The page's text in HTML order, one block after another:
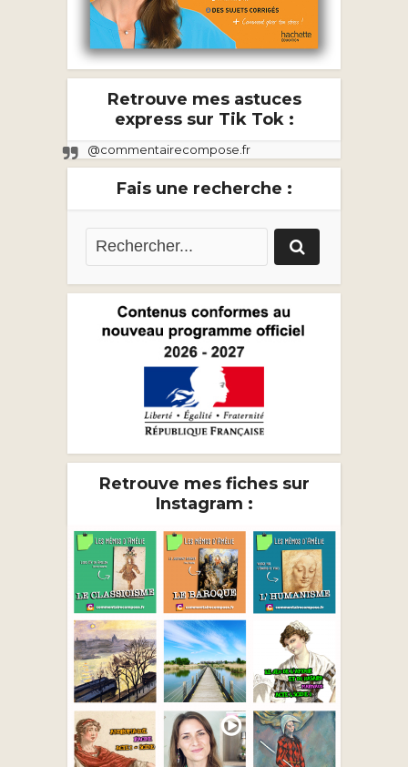
Retrouve mes astuces
express sur Tik Tok :
@commentairecompose.fr
Fais une recherche :
Retrouve mes fiches sur
Instagram :